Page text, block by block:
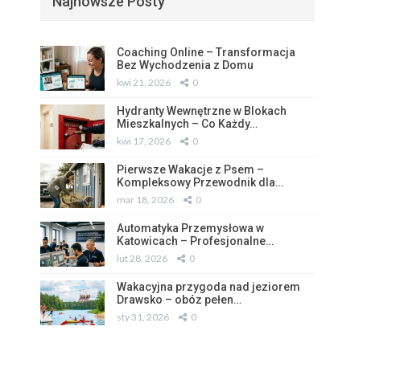
Coaching Online – Transformacja
Bez Wychodzenia z Domu
kwi 21, 2026 0
Hydranty Wewnętrzne w Blokach
Mieszkalnych – Co Każdy…
kwi 17, 2026 0
Pierwsze Wakacje z Psem –
Kompleksowy Przewodnik dla…
mar 18, 2026 0
Automatyka Przemysłowa w
Katowicach – Profesjonalne…
lut 28, 2026 0
Wakacyjna przygoda nad jeziorem
Drawsko – obóz pełen…
sty 31, 2026 0